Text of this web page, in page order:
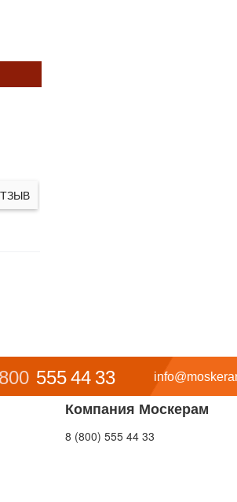
555 44 33
Компания Москерам
8 (800) 555 44 33